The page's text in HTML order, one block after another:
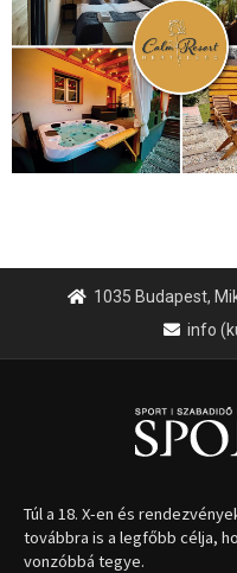
1035 Budapest,
info
Túl a 18. X-en és
továbbra is a legfőbb célja,
vonzóbbá tegye.